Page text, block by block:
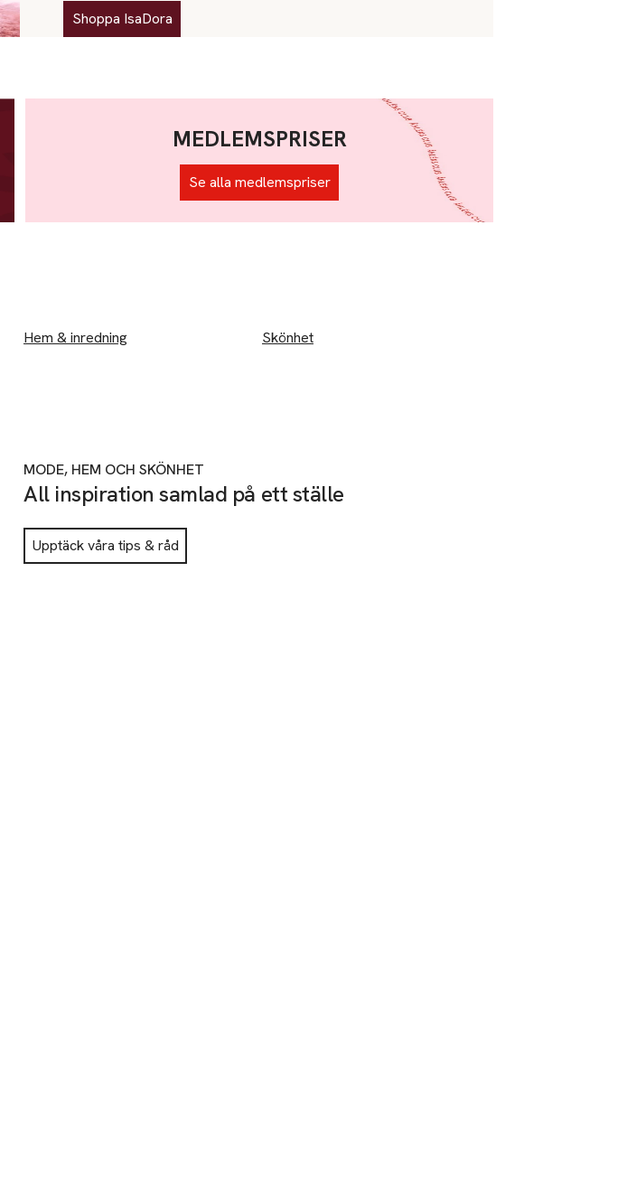
Shoppa IsaDora
MEDLEMSPRISER
Se alla medlemspriser
Hem & inredning Skönhet
MODE, HEM OCH SKÖNHET
All inspiration samlad på ett ställe
Upptäck våra tips & råd